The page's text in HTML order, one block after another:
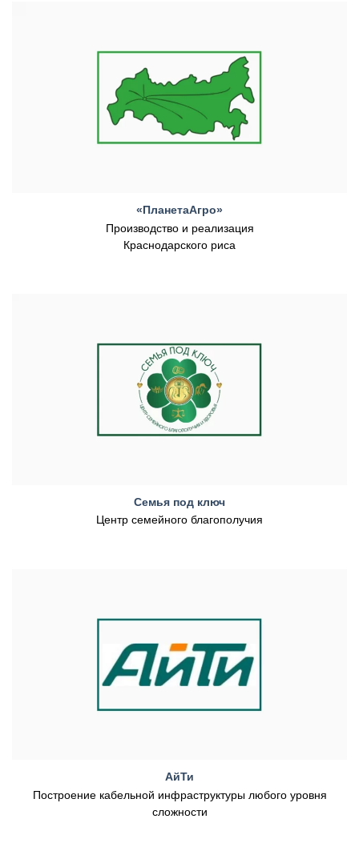
«ПланетаАгро»
Производство и реализация
Краснодарского риса
Семья под ключ
Центр семейного благополучия
АйТи
Построение кабельной инфраструктуры любого уровня
сложности